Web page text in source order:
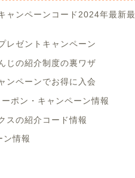
ャンペーンコード2024年最新最
レゼントキャンペーン
じの紹介制度の裏ワザ
ンペーンでお得に入会
ポン・キャンペーン情報
スの紹介コード情報
ン情報